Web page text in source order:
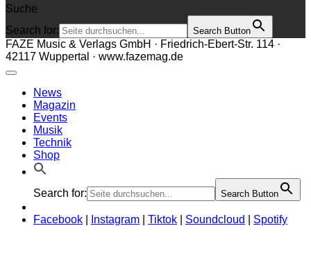
Suche
Search for:
Search Button
FAZE Music & Verlags GmbH · Friedrich-Ebert-Str. 114 ·
42117 Wuppertal · www.fazemag.de
News
Magazin
Events
Musik
Technik
Shop
Search for: Search Button
Facebook Instagram Tiktok Soundcloud Spotify